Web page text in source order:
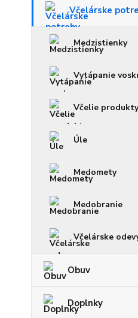
Včelárske
Medzistienky
Vytápanie
Včelie produkty
Úle
Medomety
Medobranie
Včelárske
Obuv
Doplnky